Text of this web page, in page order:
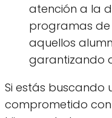
atención a la
programas
aquellos
garantizando
Si estás buscando
comprometido